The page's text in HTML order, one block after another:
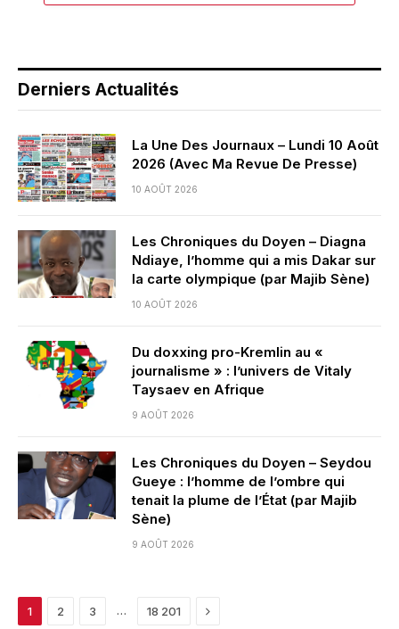
Derniers Actualités
La Une Des Journaux – Lundi 10 Août
2026 (Avec Ma Revue De Presse)
10 AOÛT 2026
Les Chroniques du Doyen – Diagna
Ndiaye, l’homme qui a mis Dakar sur
la carte olympique (par Majib Sène)
10 AOÛT 2026
Du doxxing pro-Kremlin au «
journalisme » : l’univers de Vitaly
Taysaev en Afrique
9 AOÛT 2026
Les Chroniques du Doyen – Seydou
Gueye : l’homme de l’ombre qui
tenait la plume de l’État (par Majib
Sène)
9 AOÛT 2026
1 2 3 … 18 201 Next